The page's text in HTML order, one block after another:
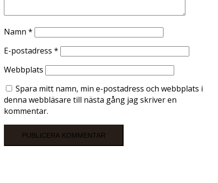
Namn *
E-postadress *
Webbplats
Spara mitt namn, min e-postadress och webbplats i
denna webbläsare till nästa gång jag skriver en
kommentar.